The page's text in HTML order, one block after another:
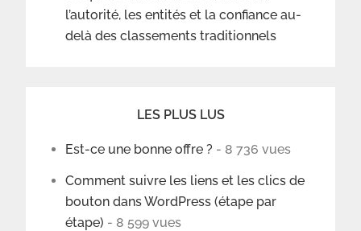
l’autorité, les entités et la confiance au-
delà des classements traditionnels
LES PLUS LUS
Est-ce une bonne offre ? - 8 736 vues
Comment suivre les liens et les clics de
bouton dans WordPress (étape par
étape) - 8 599 vues